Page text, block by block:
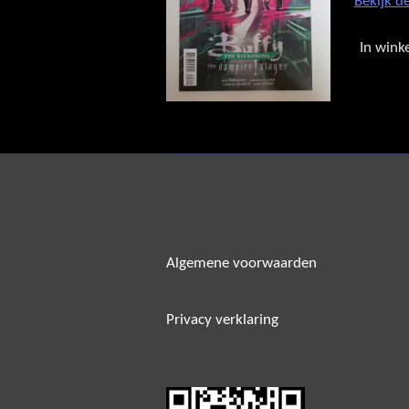
In
Algemene voorwaarden
Privacy verklaring